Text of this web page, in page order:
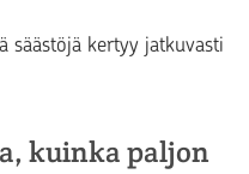
säästöjä kertyy jatkuvasti
kuinka paljon